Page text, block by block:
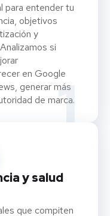
1
para entender tu
objetivos
y
si
en Google
generar más
de marca.
y salud
que compiten